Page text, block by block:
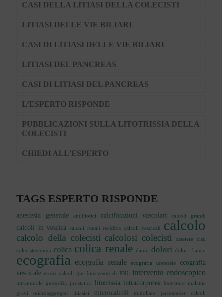
CASI DELLA LITIASI DELLA COLECISTI
LITIASI DELLE VIE BILIARI
CASI DI LITIASI DELLE VIE BILIARI
LITIASI DEL PANCREAS
CASI DI LITIASI DEL PANCREAS
L’ESPERTO RISPONDE
PUBBLICAZIONI SULLA LITOTRISSIA DELLA
COLECISTI
CHIEDI ALL’ESPERTO
TAGS ESPERTO RISPONDE
anestesia generale antibiotici calcificazioni vascolari calcoli grandi
calcoli in vescica calcoli renali recidiva calcoli vescicali calcolo
calcolo della colecisti calcolosi colecisti catetere cisti
colecistectomia colica colica renale danni dolori dolori fianco
ecografia ecografia renale ecografia ureterale
ecografia
vescicale errori calcoli gut Intervento di PNL intervento endoscopico
intramurale ipertrofia prostatica litotrissia intracorporea litotritore malattie
gravi
microaggregati litiasici microcalcoli midollare
pacemaker calcoli